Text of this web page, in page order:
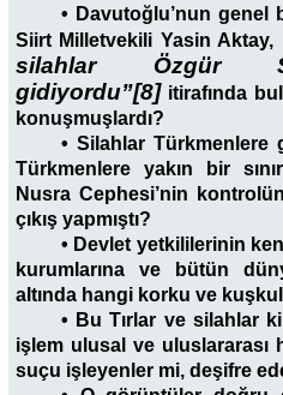
• Davutoğlu’nun genel
Siirt Milletvekili Yasin Aktay,
silahlar Özgür
gidiyordu”[8]itirafında
konuşmuşlardı?
• Silahlar Türkmenlere
Türkmenlere yakın bir
Nusra Cephesi’nin
çıkış yapmıştı?
• Devlet yetkililerinin
kurumlarına ve bütün
altında hangi korku ve
• Bu Tırlar ve silahlar
işlem ulusal ve
suçu işleyenler mi, deşifre